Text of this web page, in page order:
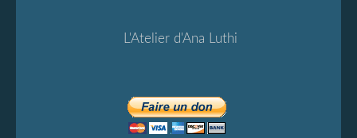
L'Atelier d'Ana Luthi